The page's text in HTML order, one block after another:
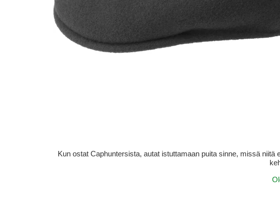
Kun ostat Caphuntersista, autat istuttamaan puita sinne, missä